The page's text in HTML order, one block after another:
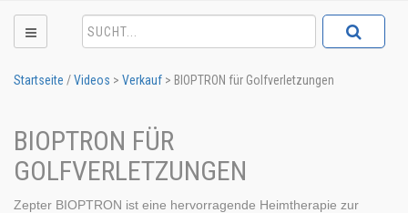
Startseite /Videos > Verkauf > BIOPTRON für Golfverletzungen
BIOPTRON FÜR
GOLFVERLETZUNGEN
Zepter BIOPTRON ist eine hervorragende Heimtherapie zur